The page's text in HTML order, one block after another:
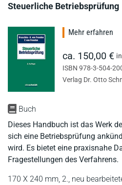
Steuerliche Betriebsprüfung
Buch
Dieses Handbuch ist das Werk
sich eine Betriebsprüfung
wird. Es bietet eine praxisnahe
Fragestellungen des Verfahrens.
170 X 240 mm, 2., neu
Mehr erfahren
ca. 150,00 €
ISBN 978-3-504-
Verlag Dr. Otto